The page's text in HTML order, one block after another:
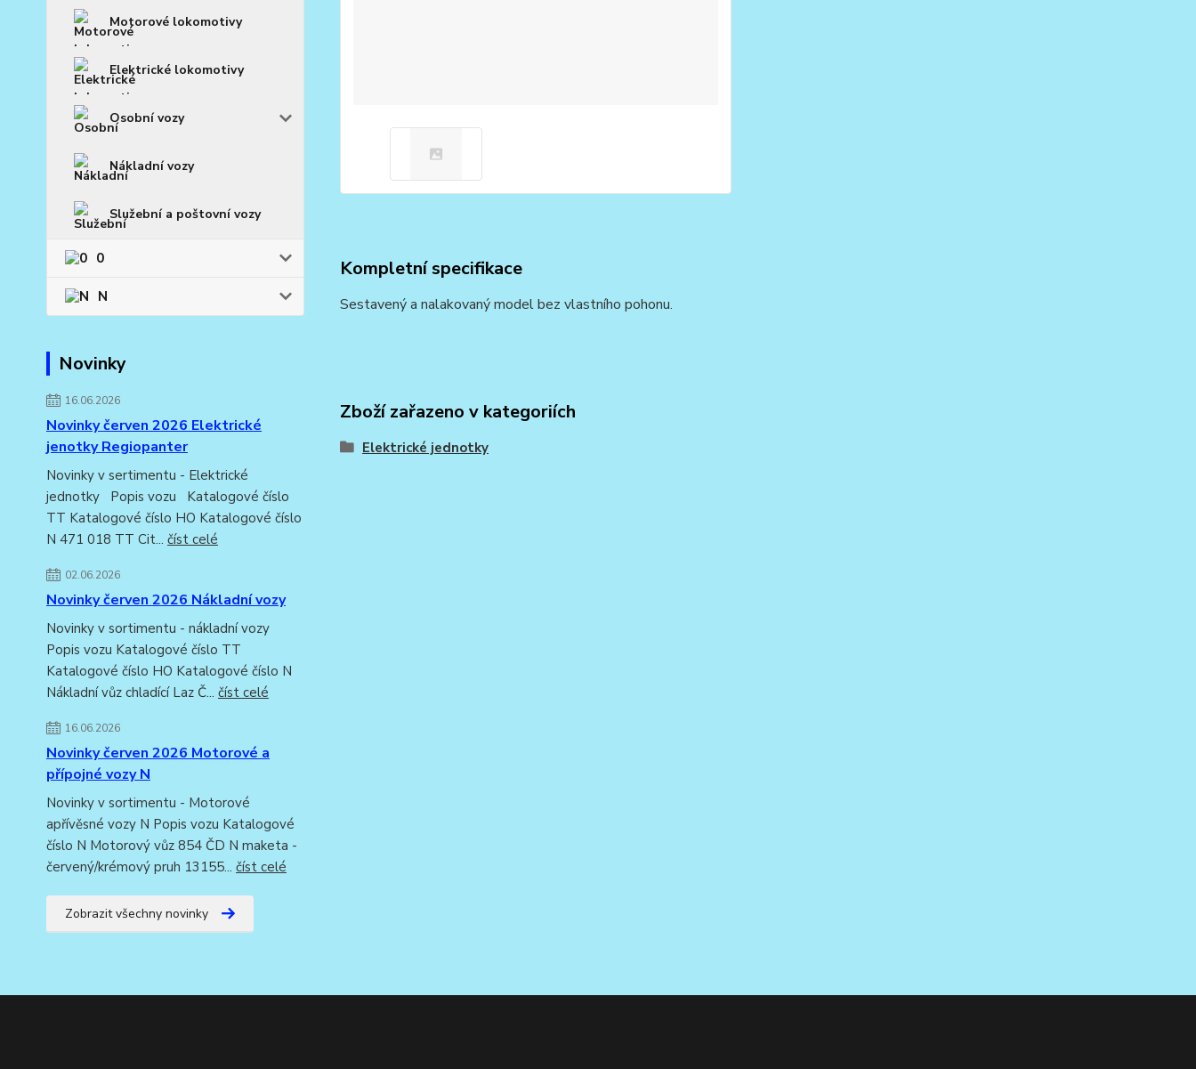
Motorové lokomotivy
Elektrické lokomotivy
Osobní vozy
Nákladní vozy
Služební a poštovní vozy
0
N
Novinky
16.06.2026
Novinky červen 2026 Elektrické
jenotky Regiopanter
Novinky v sertimentu - Elektrické
jednotky Popis vozu Katalogové číslo
TT Katalogové číslo HO Katalogové číslo
N 471 018 TT Cit... číst celé
02.06.2026
Novinky červen 2026 Nákladní vozy
Novinky v sortimentu - nákladní vozy
Popis vozu Katalogové číslo TT
Katalogové číslo HO Katalogové číslo N
Nákladní vůz chladící Laz Č... číst celé
16.06.2026
Novinky červen 2026 Motorové a
přípojné vozy N
Novinky v sortimentu - Motorové
apřívěsné vozy N Popis vozu Katalogové
číslo N Motorový vůz 854 ČD N maketa -
červený/krémový pruh 13155... číst celé
Zobrazit všechny novinky
Kompletní specifikace
Sestavený a nalakovaný model bez vlastního pohonu.
Zboží zařazeno v kategoriích
Elektrické jednotky